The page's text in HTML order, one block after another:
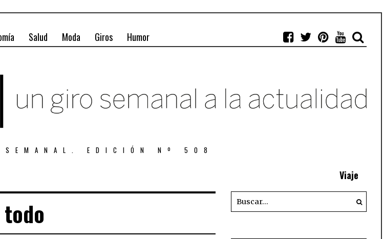
Salud Moda Giros Humor
EDICIÓN Nº 508
Viaje